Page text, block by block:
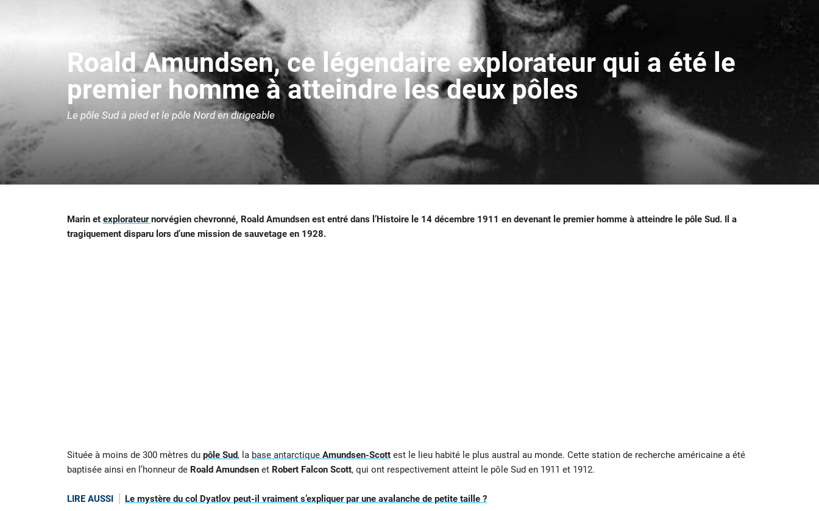
Roald Amundsen, ce légendaire explorateur qui a été le
premier homme à atteindre les deux pôles
Le pôle Sud à pied et le pôle Nord en dirigeable
Marin et explorateurnorvégien chevronné, Roald Amundsen est entré dans l’Histoire le 14 décembre 1911 en devenant le premier homme à atteindre le pôle Sud. Il a
tragiquement disparu lors d’une mission de sauvetage en 1928.
Située à moins de 300 mètres du pôle Sud, la base antarctique Amundsen-Scottest le lieu habité le plus austral au monde. Cette station de recherche américaine a été
baptisée ainsi en l’honneur de Roald Amundsenet Robert Falcon Scott, qui ont respectivement atteint le pôle Sud en 1911 et 1912.
LIRE AUSSI Le mystère du col Dyatlov peut-il vraiment s’expliquer par une avalanche de petite taille ?